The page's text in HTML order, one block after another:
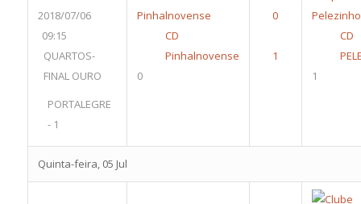
2018/07/06
09:15
QUARTOS-
FINAL OURO
PORTALEGRE
- 1
CD
Pinhalnovense
0
CD
1
Quinta-feira, 05 Jul